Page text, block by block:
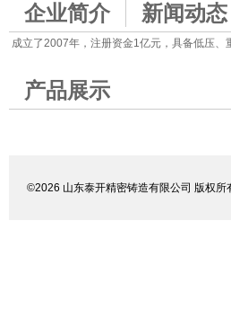
企业简介 新闻动态
成立了2007年，注册资金1亿元，具备低压
产品展示
©2026 山东泰开精密铸造有限公司 版权所